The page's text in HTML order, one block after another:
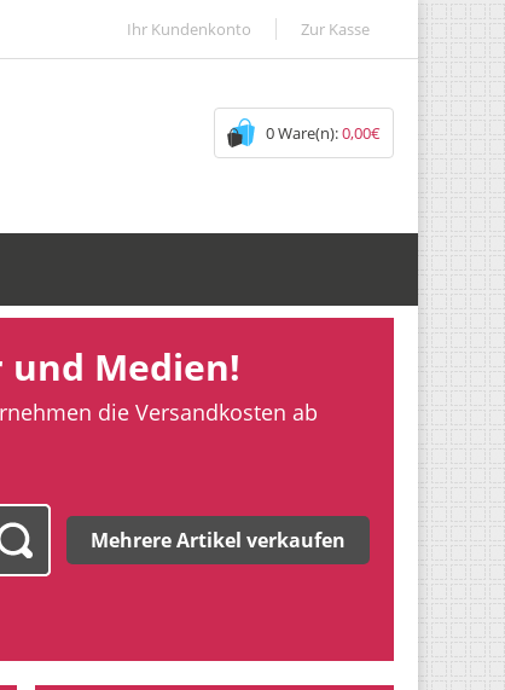
Ihr Kundenkonto Zur Kasse
0 Ware(n):0,00€
Medien!
die Versandkosten ab
Mehrere Artikel verkaufen